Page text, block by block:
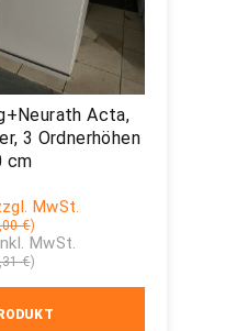
Acta,
3 Ordnerhöhen
cm
MwSt.
€)
MwSt.
€)